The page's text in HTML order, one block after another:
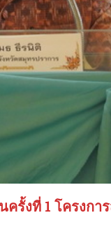
งที่ 1 โครงกา